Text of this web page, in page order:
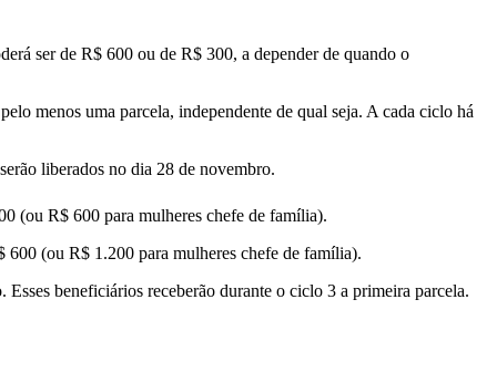
ser de R$ 600 ou de R$ 300, a depender de quando o
menos uma parcela, independente de qual seja. A cada ciclo há
liberados no dia 28 de novembro.
(ou R$ 600 para mulheres chefe de família).
600 (ou R$ 1.200 para mulheres chefe de família).
beneficiários receberão durante o ciclo 3 a primeira parcela.